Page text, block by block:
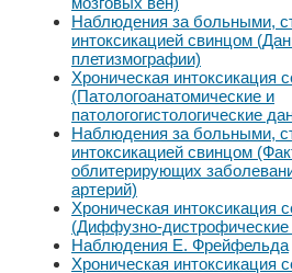
Наблюдения за больными,
интоксикацией свинцом
плетизмографии)
Хроническая интоксикация
(Патологоанатомические и
патологогистологические
Наблюдения за больными,
интоксикацией свинцом
облитерирующих
артерий)
Хроническая интоксикация
(Диффузно-дистрофические
Наблюдения Е. Фрейфельда
Хроническая интоксикация